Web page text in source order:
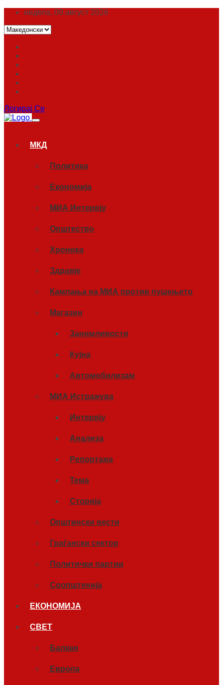
недела, 09 август 2026
Логирај Се
МКД
Политика
Економија
МИА Интервју
Општество
Хроника
Здравје
Кампања на МИА против пушењето
Магазин
Занимливости
Кујна
Автомобилизам
МИА Истражува
Интервју
Анализа
Репортажа
Тема
Сторија
Општински вести
Граѓански сектор
Политички партии
Соопштенија
ЕКОНОМИЈА
СВЕТ
Балкан
Европа